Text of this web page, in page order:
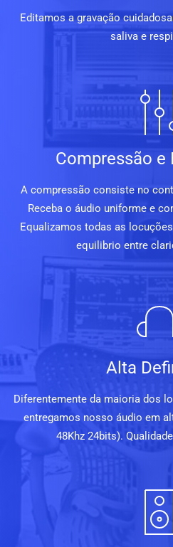
Editamos a gravação
saliva e
Compressão e
A compressão consiste no
Receba o áudio uniforme e
Equalizamos todas as
equilibrio entre
Alta
Diferentemente da maioria dos
entregamos nosso áudio em
48Khz 24bits).